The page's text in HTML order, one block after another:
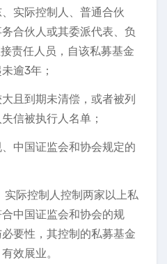
实际控制人、普通合伙
合伙人或其委派代表、负
责任人员，自该私募基金
逾3年；
大且到期未清偿，或者被列
信被执行人名单；
、中国证监会和协会规定的
际控制人控制两家以上私
中国证监会和协会的规
要性，其控制的私募基金
效展业。